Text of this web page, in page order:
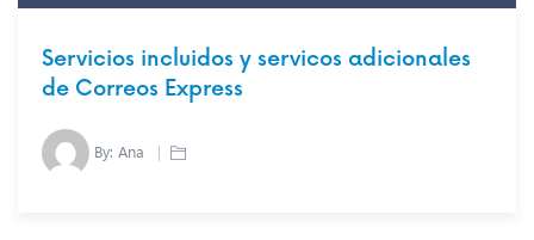
Servicios incluidos y servicos adicionales
de Correos Express
By: Ana